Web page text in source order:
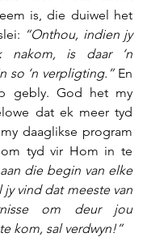
is, die duiwel het
“Onthou, indien jy
nakom, is daar ‘n
so ‘n verpligting.” En
gebly. God het my
dat ek meer tyd
daaglikse program
tyd vir Hom in te
aan die begin van elke
vind dat meeste van
om deur jou
kom, sal verdwyn!”